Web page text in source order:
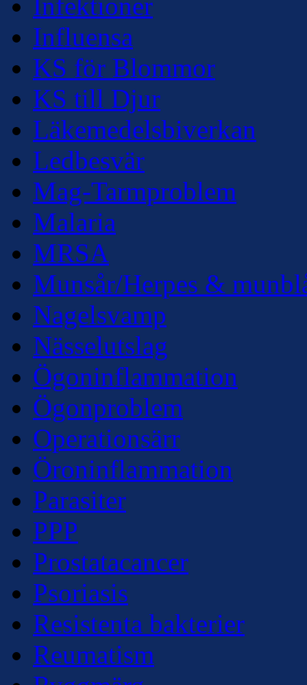
Influensa
KS för Blommor
KS till Djur
Läkemedelsbiverkan
Ledbesvär
Mag-Tarmproblem
Malaria
MRSA
Munsår/Herpes &
Nagelsvamp
Nässelutslag
Ögoninflammation
Ögonproblem
Operationsärr
Öroninflammation
Parasiter
PPP
Prostatacancer
Psoriasis
Resistenta bakterier
Reumatism